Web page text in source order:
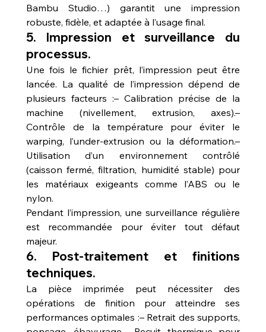
Bambu Studio…) garantit une impression
robuste, fidèle, et adaptée à l’usage final.
5. Impression et surveillance du
processus.
Une fois le fichier prêt, l’impression peut être
lancée. La qualité de l’impression dépend de
plusieurs facteurs :– Calibration précise de la
machine (nivellement, extrusion, axes).–
Contrôle de la température pour éviter le
warping, l’under-extrusion ou la déformation.–
Utilisation d’un environnement contrôlé
(caisson fermé, filtration, humidité stable) pour
les matériaux exigeants comme l’ABS ou le
nylon.
Pendant l’impression, une surveillance régulière
est recommandée pour éviter tout défaut
majeur.
6. Post-traitement et finitions
techniques.
La pièce imprimée peut nécessiter des
opérations de finition pour atteindre ses
performances optimales :– Retrait des supports,